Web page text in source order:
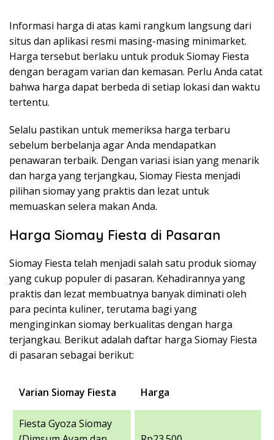
Informasi harga di atas kami rangkum langsung dari
situs dan aplikasi resmi masing-masing minimarket.
Harga tersebut berlaku untuk produk Siomay Fiesta
dengan beragam varian dan kemasan. Perlu Anda catat
bahwa harga dapat berbeda di setiap lokasi dan waktu
tertentu.
Selalu pastikan untuk memeriksa harga terbaru
sebelum berbelanja agar Anda mendapatkan
penawaran terbaik. Dengan variasi isian yang menarik
dan harga yang terjangkau, Siomay Fiesta menjadi
pilihan siomay yang praktis dan lezat untuk
memuaskan selera makan Anda.
Harga Siomay Fiesta di Pasaran
Siomay Fiesta telah menjadi salah satu produk siomay
yang cukup populer di pasaran. Kehadirannya yang
praktis dan lezat membuatnya banyak diminati oleh
para pecinta kuliner, terutama bagi yang
menginginkan siomay berkualitas dengan harga
terjangkau. Berikut adalah daftar harga Siomay Fiesta
di pasaran sebagai berikut:
Varian Siomay Fiesta Harga
Fiesta Gyoza Siomay